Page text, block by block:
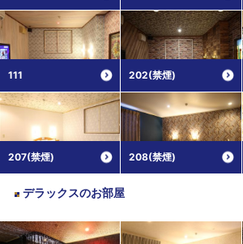
111 202(禁煙)
207(禁煙) 208(禁煙)
デラックスのお部屋